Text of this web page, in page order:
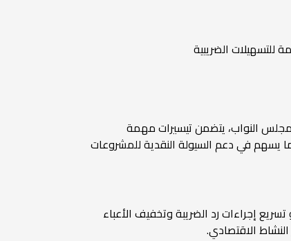
النواب، يتضمن تيسيرات مهمة
يسهم في دعم السيولة النقدية للمشروعات
إجراءات رد الضريبة وتخفيف الأعباء
الاقتصادي.